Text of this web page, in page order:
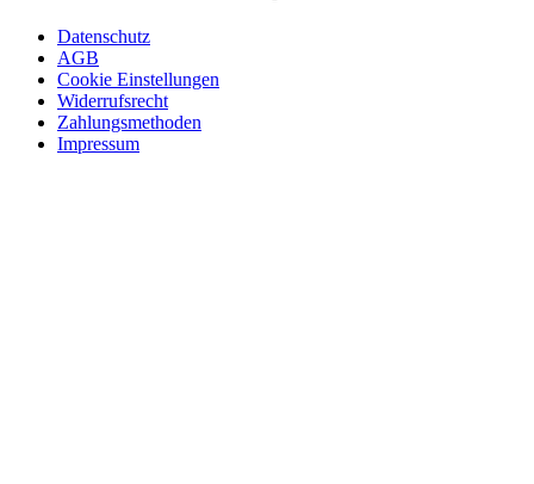
Datenschutz
AGB
Cookie Einstellungen
Widerrufsrecht
Zahlungsmethoden
Impressum